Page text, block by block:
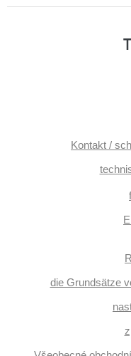
Kontakt /
die Grundsätze